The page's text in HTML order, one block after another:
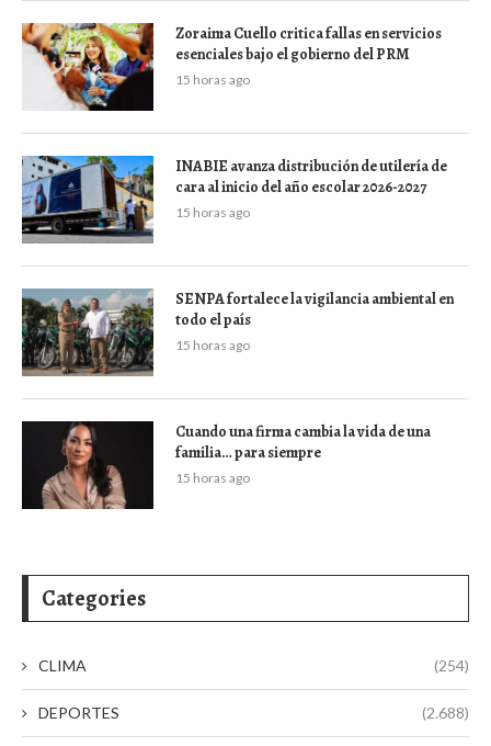
Zoraima Cuello critica fallas en servicios
esenciales bajo el gobierno del PRM
15 horas ago
INABIE avanza distribución de utilería de
cara al inicio del año escolar 2026-2027
15 horas ago
SENPA fortalece la vigilancia ambiental en
todo el país
15 horas ago
Cuando una firma cambia la vida de una
familia… para siempre
15 horas ago
Categories
CLIMA (254)
DEPORTES (2.688)